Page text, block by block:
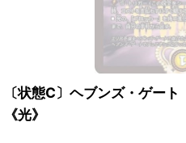
〔状態C〕ヘブンズ・ゲー
《光》